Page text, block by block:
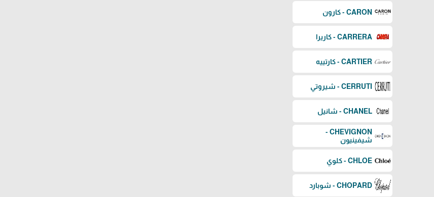
CARON - كارون
CARRERA - كاريرا
CARTIER - كارتييه
CERRUTI - شيروتي
CHANEL - شانيل
CHEVIGNON -
شيفينيون
CHLOE - كلوي
CHOPARD - شوبارد